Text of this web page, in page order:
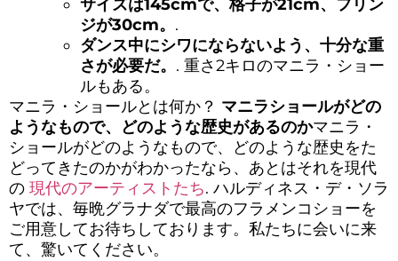
サイズは145cmで、格子が21cm、フリン
ジが30cm。 .
ダンス中にシワにならないよう、十分な重
さが必要だ。 . 重さ2キロのマニラ・ショー
ルもある。
マニラ・ショールとは何か？ マニラショールがどの
ようなもので、どのような歴史があるのかマニラ・
ショールがどのようなもので、どのような歴史をた
どってきたのかがわかったなら、あとはそれを現代
の 現代のアーティストたち. ハルディネス・デ・ソラ
ヤでは、毎晩グラナダで最高のフラメンコショーを
ご用意してお待ちしております。私たちに会いに来
て、驚いてください。